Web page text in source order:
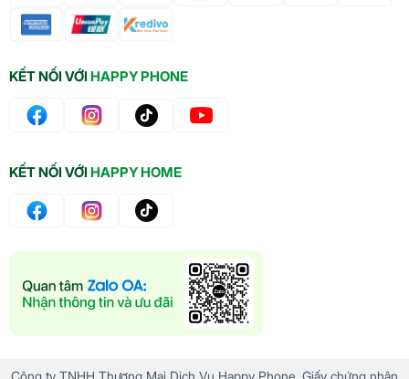
KẾT NỐI VỚIHAPPY PHONE
KẾT NỐI VỚIHAPPY HOME